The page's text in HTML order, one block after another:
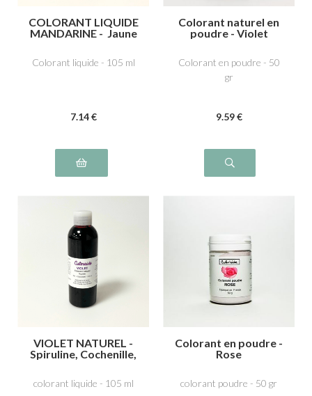
COLORANT LIQUIDE
MANDARINE - Jaune
Ponceau 4R, rouge
Colorant liquide - 105 ml
7.14 €
Colorant naturel en
poudre - Violet
Colorant en poudre - 50
gr
9.59 €
VIOLET NATUREL -
Spiruline, Cochenille,
colorant liquide - 105 ml
Colorant en poudre -
Rose
colorant poudre - 50 gr